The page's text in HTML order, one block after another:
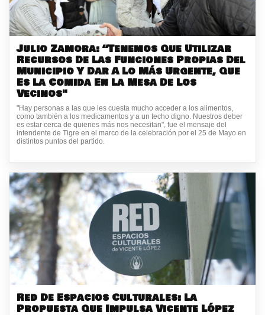
Julio Zamora: “Tenemos Que Utilizar
Recursos De Las Funciones Propias Del
Municipio Y Dar A Lo Más Urgente, Que
Es La Comida En La Mesa De Los
Vecinos"
"Hay personas a las que les cuesta mucho acceder a los alimentos,
como también a los medicamentos y a un techo digno. Nuestros deber
es estar cerca de quienes más nos necesitan", fue el mensaje del
intendente de Tigre en el marco de la celebración por el 25 de Mayo en
distintos puntos del partido.
Red De Espacios Culturales: La
Propuesta Que Impulsa Vicente López